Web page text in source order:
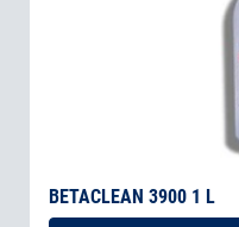
BETACLEAN 3900 1 L